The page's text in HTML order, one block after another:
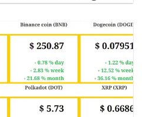
giao dịch tiền điện tử
dịch của...